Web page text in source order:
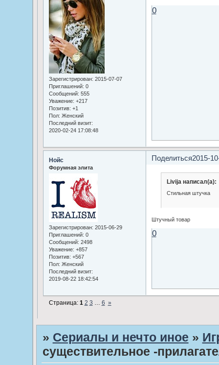
Зарегистрирован: 2015-07-07
Приглашений: 0
Сообщений: 555
Уважение: +217
Позитив: +1
Пол: Женский
Последний визит:
2020-02-24 17:08:48
0
Поделиться2015-
Нойс
Форумная элита
Зарегистрирован: 2015-06-29
Приглашений: 0
Сообщений: 2498
Уважение: +857
Позитив: +567
Пол: Женский
Последний визит:
2019-08-22 18:42:54
Livija написал(а):
Стильная штучка
Штучный товар
0
Страница: 1 2 3 … 6 »
» Сериалы и нечто иное »
существительное -